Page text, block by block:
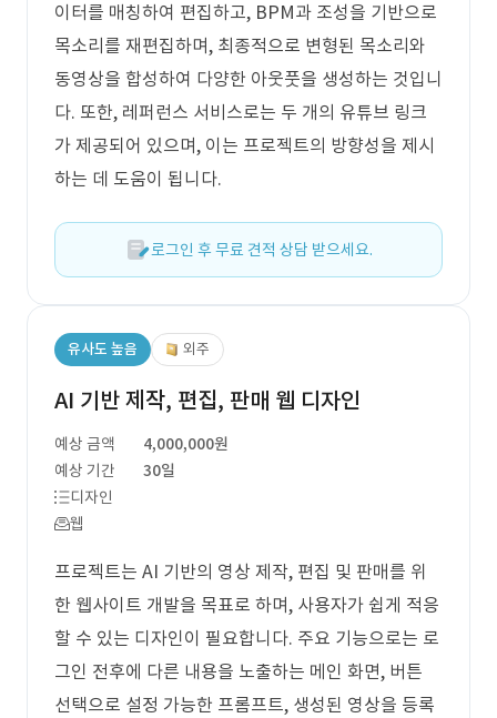
이터를 매칭하여 편집하고, BPM과 조성을 기반으로
목소리를 재편집하며, 최종적으로 변형된 목소리와
동영상을 합성하여 다양한 아웃풋을 생성하는 것입니
다. 또한, 레퍼런스 서비스로는 두 개의 유튜브 링크
가 제공되어 있으며, 이는 프로젝트의 방향성을 제시
하는 데 도움이 됩니다.
로그인 후 무료 견적 상담 받으세요.
유사도 높음 외주
AI 기반 제작, 편집, 판매 웹 디자인
예상 금액
4,000,000원
예상 기간
30일
디자인
웹
프로젝트는 AI 기반의 영상 제작, 편집 및 판매를 위
한 웹사이트 개발을 목표로 하며, 사용자가 쉽게 적응
할 수 있는 디자인이 필요합니다. 주요 기능으로는 로
그인 전후에 다른 내용을 노출하는 메인 화면, 버튼
선택으로 설정 가능한 프롬프트, 생성된 영상을 등록